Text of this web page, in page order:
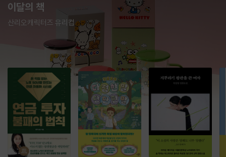
이달의 책
산리오캐릭터즈 유리컵